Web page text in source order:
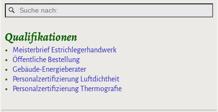
Qualifikationen
Meisterbrief Estrichlegerhandwerk
Öffentliche Bestellung
Gebäude-Energieberater
Personalzertifizierung Luftdichtheit
Personalzertifizierung Thermografie